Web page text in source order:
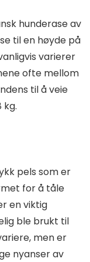
hunderase av
til en høyde på
varierer
ofte mellom
til å veie
kg.
pels som er
for å tåle
en viktig
ble brukt til
men er
nyanser av